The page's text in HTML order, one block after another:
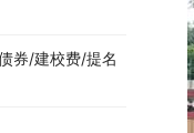
券/建校费/提名